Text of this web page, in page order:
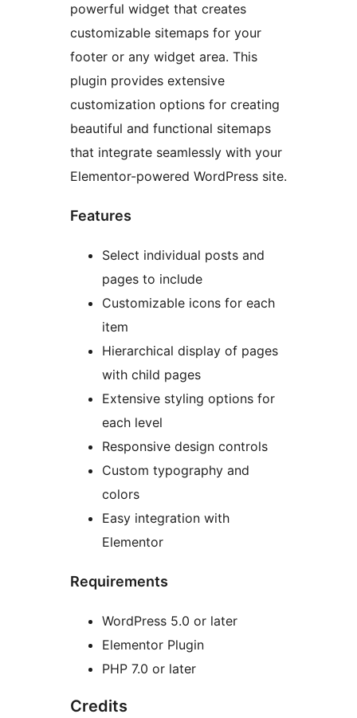
powerful widget that creates
customizable sitemaps for your
footer or any widget area. This
plugin provides extensive
customization options for creating
beautiful and functional sitemaps
that integrate seamlessly with your
Elementor-powered WordPress site.
Features
Select individual posts and
pages to include
Customizable icons for each
item
Hierarchical display of pages
with child pages
Extensive styling options for
each level
Responsive design controls
Custom typography and
colors
Easy integration with
Elementor
Requirements
WordPress 5.0 or later
Elementor Plugin
PHP 7.0 or later
Credits